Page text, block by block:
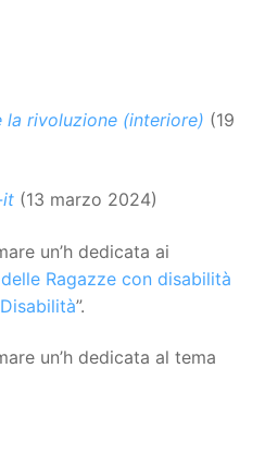
la rivoluzione (interiore) (19
it (13 marzo 2024)
un’h dedicata ai
Ragazze con disabilità
”.
un’h dedicata al tema